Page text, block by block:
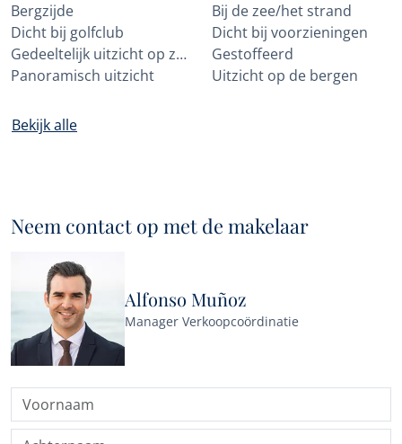
Bergzijde
Bij de zee/het strand
Dicht bij golfclub
Dicht bij voorzieningen
Gedeeltelijk uitzicht op zee
Gestoffeerd
Panoramisch uitzicht
Uitzicht op de bergen
Bekijk alle
Neem contact op met de makelaar
Alfonso Muñoz
Manager Verkoopcoördinatie